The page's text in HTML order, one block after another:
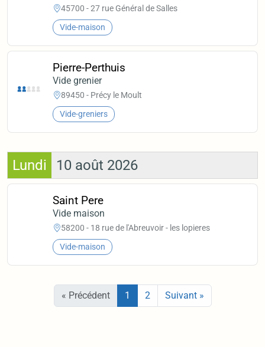
45700 - 27 rue Général de Salles
Vide-maison
Pierre-Perthuis
Vide grenier
89450 - Précy le Moult
Vide-greniers
Lundi 10 août 2026
Saint Pere
Vide maison
58200 - 18 rue de l'Abreuvoir - les lopieres
Vide-maison
« Précédent 1 2 Suivant »